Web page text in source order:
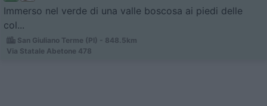
Immerso nel verde di una valle boscosa ai piedi delle
col...
San Giuliano Terme (PI) - 848.5km
Via Statale Abetone 478